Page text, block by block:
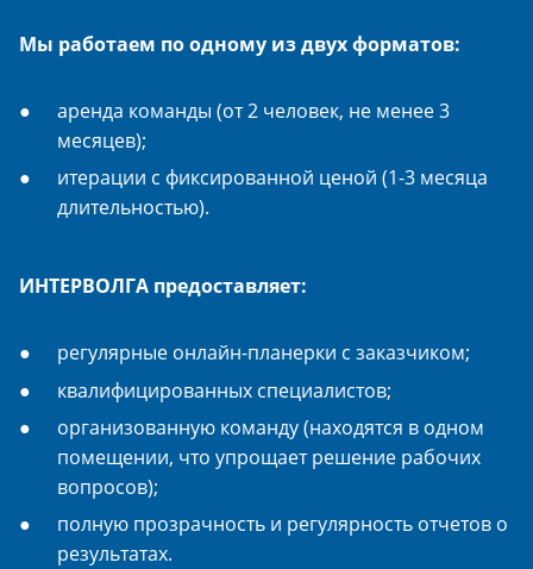
Мы работаем по одному из двух форматов:
аренда команды (от 2 человек, не менее 3
месяцев);
итерации с фиксированной ценой (1-3 месяца
длительностью).
ИНТЕРВОЛГА предоставляет:
регулярные онлайн-планерки с заказчиком;
квалифицированных специалистов;
организованную команду (находятся в одном
помещении, что упрощает решение рабочих
вопросов);
полную прозрачность и регулярность отчетов о
результатах.